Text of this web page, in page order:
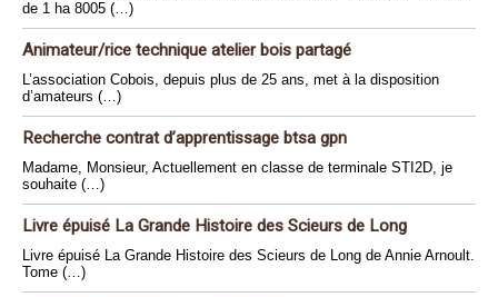
de 1 ha 8005 (…)
Animateur/rice technique atelier bois partagé
L’association Cobois, depuis plus de 25 ans, met à la disposition
d’amateurs (…)
Recherche contrat d’apprentissage btsa gpn
Madame, Monsieur, Actuellement en classe de terminale STI2D, je
souhaite (…)
Livre épuisé La Grande Histoire des Scieurs de Long
Livre épuisé La Grande Histoire des Scieurs de Long de Annie Arnoult.
Tome (…)